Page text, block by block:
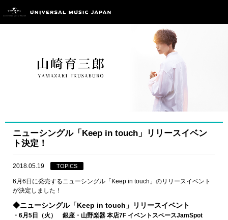
ニューシングル「Keep in touch」リリースイベン
ト決定！
2018.05.19 TOPICS
6月6日に発売するニューシングル「Keep in touch」のリリースイベント
が決定しました！
◆ニューシングル「Keep in touch」リリースイベント
・6月5日（火） 銀座・山野楽器 本店7F イベントスペースJamSpot